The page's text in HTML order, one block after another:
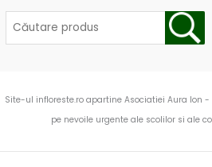
Site-ul infloreste.ro apartine Asociatiei Aura Ion
pe nevoile urgente ale scolilor si ale